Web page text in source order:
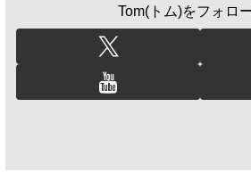
Tom(トム)をフォロ